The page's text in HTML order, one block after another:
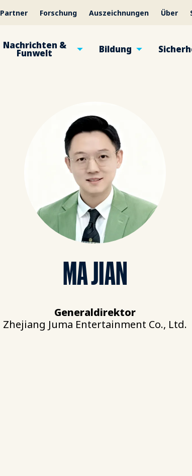
Partner Forschung Auszeichnungen Über
Nachrichten &
Funwelt Bildung
MA JIAN
Generaldirektor
Zhejiang Juma Entertainment Co., Ltd.